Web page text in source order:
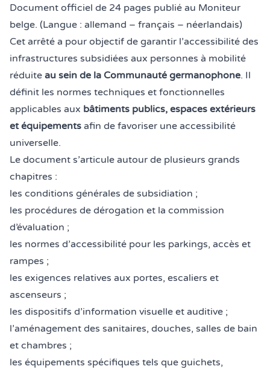
Document officiel de 24 pages publié au Moniteur
belge. (Langue : allemand – français – néerlandais)
Cet arrêté a pour objectif de garantir l’accessibilité des
infrastructures subsidiées aux personnes à mobilité
réduite au sein de la Communauté germanophone. Il
définit les normes techniques et fonctionnelles
applicables aux bâtiments publics, espaces extérieurs
et équipements afin de favoriser une accessibilité
universelle.
Le document s’articule autour de plusieurs grands
chapitres :
les conditions générales de subsidiation ;
les procédures de dérogation et la commission
d’évaluation ;
les normes d’accessibilité pour les parkings, accès et
rampes ;
les exigences relatives aux portes, escaliers et
ascenseurs ;
les dispositifs d’information visuelle et auditive ;
l’aménagement des sanitaires, douches, salles de bain
et chambres ;
les équipements spécifiques tels que guichets,